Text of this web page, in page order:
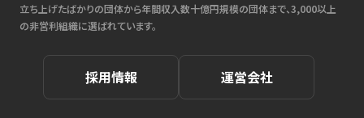
立ち上げたばかりの団体から年間収入数十億円規模の団体まで、3,000以上
の非営利組織に選ばれています。
採用情報 運営会社